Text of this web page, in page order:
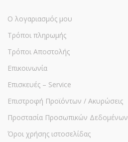
Ο λογαριασμός μου
Τρόποι πληρωμής
Τρόποι Αποστολής
Επικοινωνία
Επισκευές – Service
Επιστροφή Προϊόντων / Ακυρώσεις
Προστασία Προσωπικών Δεδομένων
Όροι χρήσης ιστοσελίδας